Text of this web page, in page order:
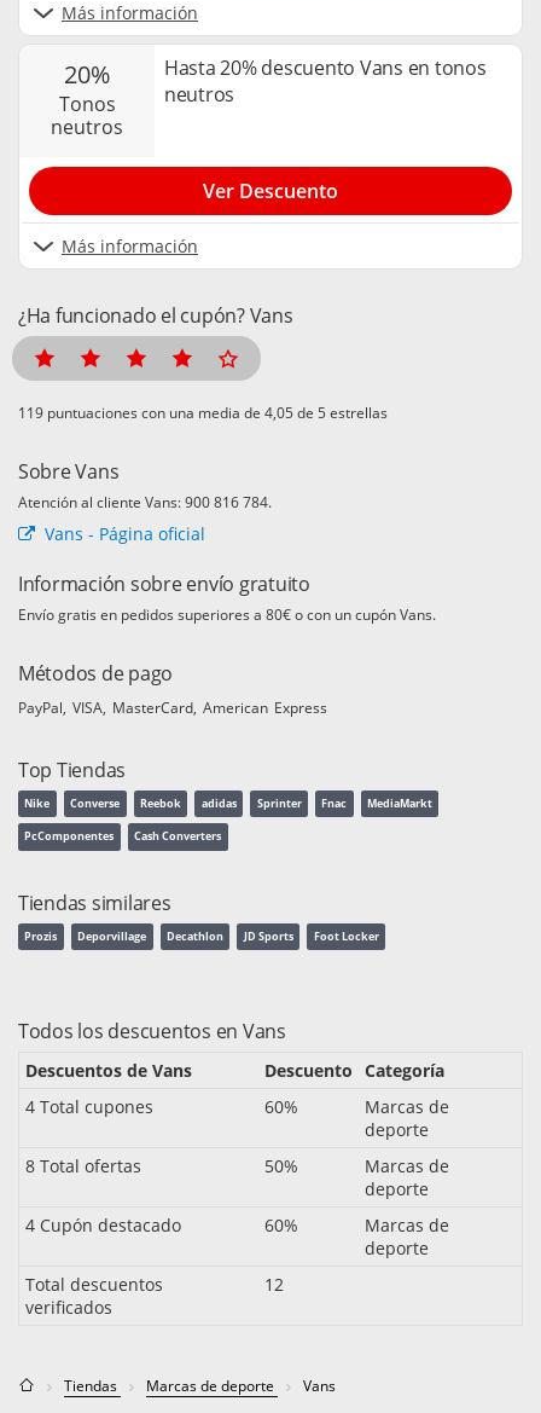
Más información
20%
tonos
neutros
Hasta 20% descuento Vans en tonos
neutros
Más información
Ver Descuento
¿Ha funcionado el cupón? Vans
puntuaciones con una media de de 5 estrellas
Sobre Vans
Atención al cliente Vans: 900 816 784.
Vans - Página oficial
Información sobre envío gratuito
Envío gratis en pedidos superiores a 80€ o con un cupón Vans.
Métodos de pago
PayPal VISA MasterCard American Express
Top Tiendas
Nike Converse Reebok adidas Sprinter Fnac MediaMarkt
PcComponentes Cash Converters
Tiendas similares
Prozis Deporvillage Decathlon JD Sports Foot Locker
Todos los descuentos en Vans
Descuentos de Vans Descuento Categoría
4 Total cupones
60%
Marcas de
deporte
8 Total ofertas
50%
Marcas de
deporte
4 Cupón destacado
60%
Marcas de
deporte
Total descuentos
verificados
12
Tiendas Marcas de deporte Vans